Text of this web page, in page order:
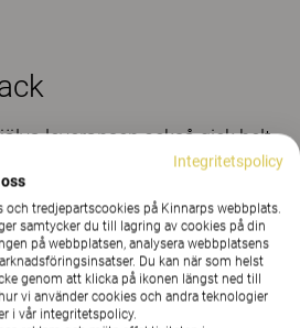
leveransen också gick helt
leveranser var väl aviserade
var montörerna väldigt
lokaler med ljusa och
möbler och bra
Integritetspolicy
och tredjepartscookies på Kinnarps webbplats.
samtycker du till lagring av cookies på din
på webbplatsen, analysera webbplatsens
Du kan när som helst
genom att klicka på ikonen längst ned till
vi använder cookies och andra teknologier
i vår integritetspolicy.